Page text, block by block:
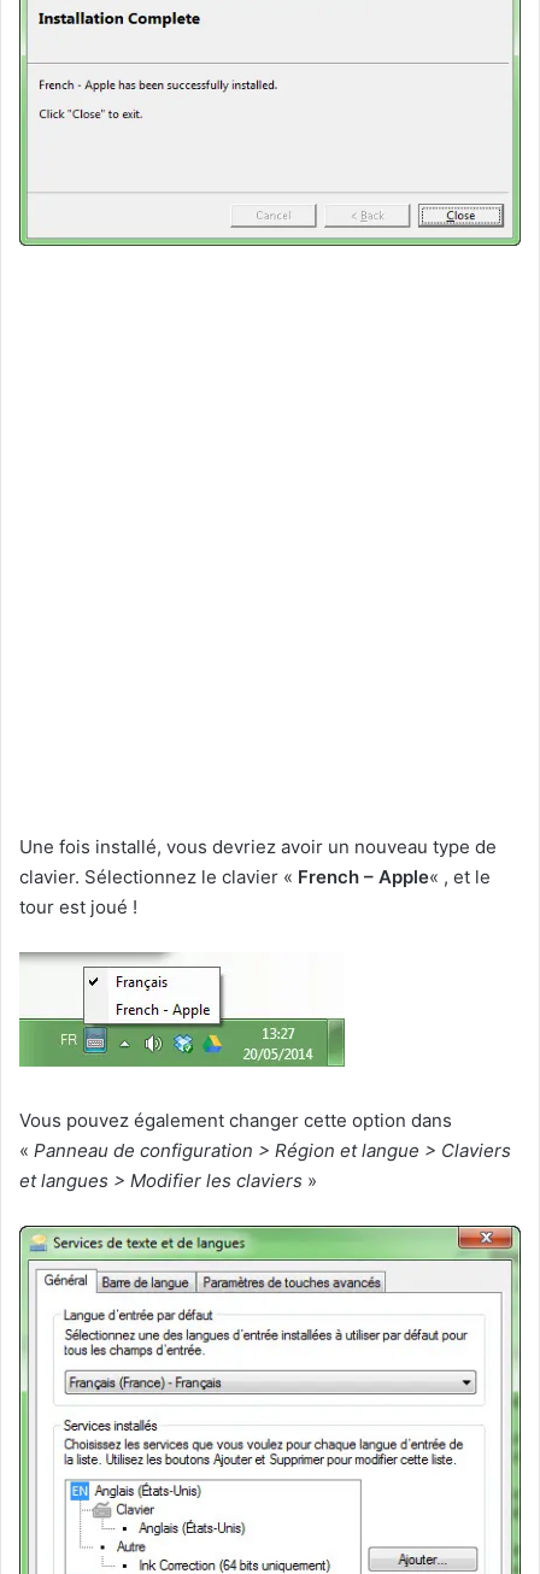
Une fois installé, vous devriez avoir un nouveau type de
clavier. Sélectionnez le clavier « French – Apple« , et le
tour est joué !
Vous pouvez également changer cette option dans
« Panneau de configuration > Région et langue > Claviers
et langues > Modifier les claviers »